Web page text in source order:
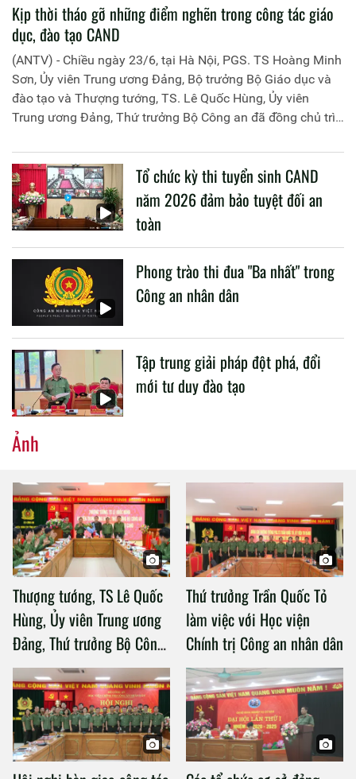
Kịp thời tháo gỡ những điểm nghẽn trong công tác giáo
dục, đào tạo CAND
(ANTV) - Chiều ngày 23/6, tại Hà Nội, PGS. TS Hoàng Minh
Sơn, Ủy viên Trung ương Đảng, Bộ trưởng Bộ Giáo dục và
đào tạo và Thượng tướng, TS. Lê Quốc Hùng, Ủy viên
Trung ương Đảng, Thứ trưởng Bộ Công an đã đồng chủ trì
liên quan đến công tác giáo dục và đào tạo của lực lượng
CAND.
Tổ chức kỳ thi tuyển sinh CAND
năm 2026 đảm bảo tuyệt đối an
toàn
Phong trào thi đua "Ba nhất" trong
Công an nhân dân
Tập trung giải pháp đột phá, đổi
mới tư duy đào tạo
Ảnh
Thượng tướng, TS Lê Quốc
Hùng, Ủy viên Trung ương
Đảng, Thứ trưởng Bộ Công
an làm việc với Học viện
Chính trị Công an nhân dân
Thứ trưởng Trần Quốc Tỏ
làm việc với Học viện
Chính trị Công an nhân dân